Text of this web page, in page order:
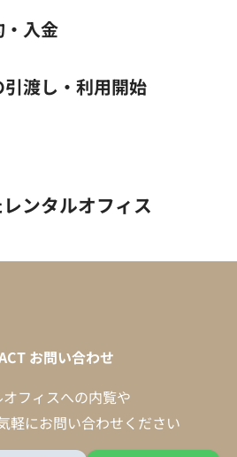
・入金
渡し・利用開始
ンタルオフィス
お問い合わせ
オフィスへの内覧や
軽にお問い合わせください